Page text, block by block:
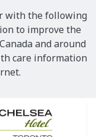
with the following
to improve the
and around
care information